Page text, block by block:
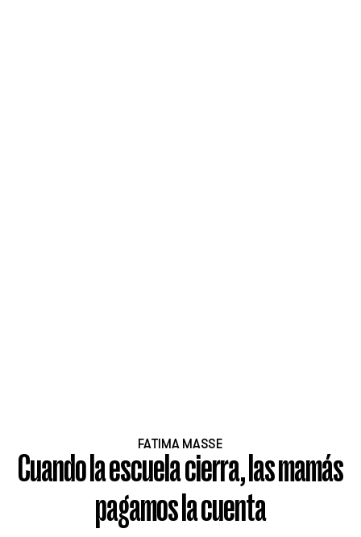
FATIMA MASSE
Cuando la escuela cierra, las mamás
pagamos la cuenta